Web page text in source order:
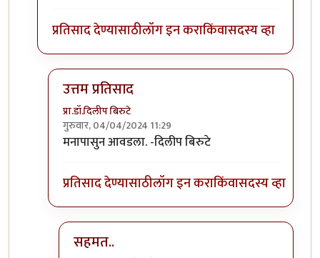
प्रतिसाद देण्यासाठीलॉग इन कराकिंवासदस्य व्हा
उत्तम प्रतिसाद
प्रा.डॉ.दिलीप बिरुटे
गुरुवार, 04/04/2024 11:29
In reply toप्रश्न व उत्तरे क्रमशःby
मनापासुन आवडला. -दिलीप बिरुटे
प्रतिसाद देण्यासाठीलॉग इन कराकिंवासदस्य व्हा
सहमत..